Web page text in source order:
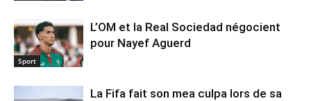
Sport
L’OM et la Real Sociedad négocient
pour Nayef Aguerd
La Fifa fait son mea culpa lors de sa